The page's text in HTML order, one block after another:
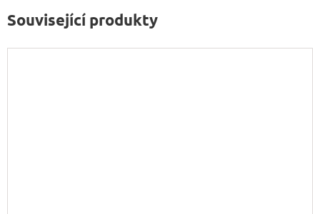
Související produkty